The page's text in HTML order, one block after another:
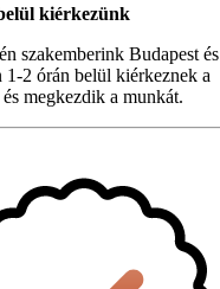
kiérkezünk
szakemberink Budapest és
1-2 órán belül kiérkeznek a
megkezdik a munkát.